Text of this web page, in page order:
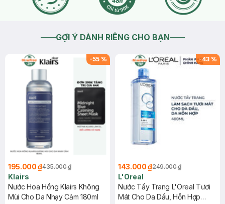
GỢI Ý DÀNH RIÊNG CHO BẠN
-55 %
195.000 ₫435.000 ₫
Klairs
Nước Hoa Hồng Klairs Không
Mùi Cho Da Nhạy Cảm 180ml
-43 %
143.000 ₫249.000 ₫
L'Oreal
Nước Tẩy Trang L'Oreal Tươi
Mát Cho Da Dầu, Hỗn Hợp